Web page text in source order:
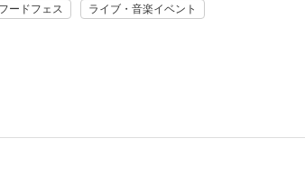
ードフェス ライブ・音楽イベント